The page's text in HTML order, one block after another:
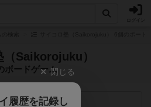
（Saikorojuku）
ボードゲーム
検索メニュー
閉じる
履歴を記録し